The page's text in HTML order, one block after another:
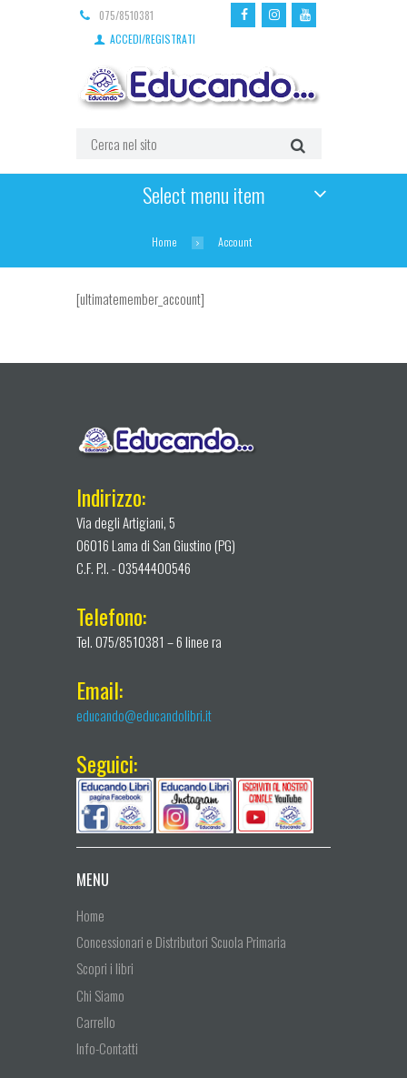
075/8510381
ACCEDI/REGISTRATI
Select menu item
Home Account
[ultimatemember_account]
Indirizzo:
Via degli Artigiani, 5
06016 Lama di San Giustino (PG)
C.F. P.I. - 03544400546
Telefono:
Tel. 075/8510381 – 6 linee ra
Email:
educando@educandolibri.it
Seguici:
MENU
Home
Concessionari e Distributori Scuola Primaria
Scopri i libri
Chi Siamo
Carrello
Info-Contatti